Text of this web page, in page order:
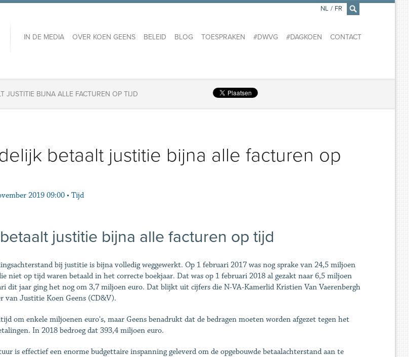
×
IN DE MEDIA OVER KOEN GEENS BELEID BLOG TOESPRAKEN #DWVG #DAGKOEN CONTACT
NL / FR
JUSTITIE BIJNA ALLE FACTUREN OP TIJD
betaalt justitie bijna alle facturen op
2019 09:00 • Tijd
justitie bijna alle facturen op tijd
bij justitie is bijna volledig weggewerkt. Op 1 februari 2017 was nog sprake van 24,5 miljoen
niet op tijd waren betaald in het correcte boekjaar. Dat was op 1 februari 2018 al gezakt naar 6,5 miljoen
dit jaar ging het nog om 3,7 miljoen euro. Dat blijkt uit cijfers die N-VA-Kamerlid Kristien Van Vaerenbergh
van Justitie Koen Geens (CD&V).
om enkele miljoenen euro's, maar Geens benadrukt dat de bedragen moeten worden afgezet tegen het
In 2018 bedroeg dat 393,4 miljoen euro.
is effectief een enorme budgettaire inspanning geleverd om de opgebouwde betaalachterstand aan te